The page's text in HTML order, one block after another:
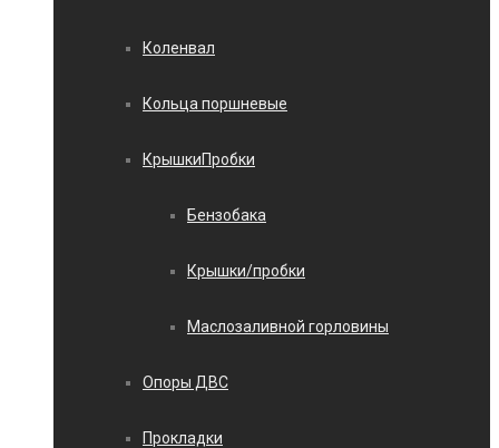
Коленвал
Кольца поршневые
КрышкиПробки
Бензобака
Крышки/пробки
Маслозаливной горловины
Опоры ДВС
Прокладки